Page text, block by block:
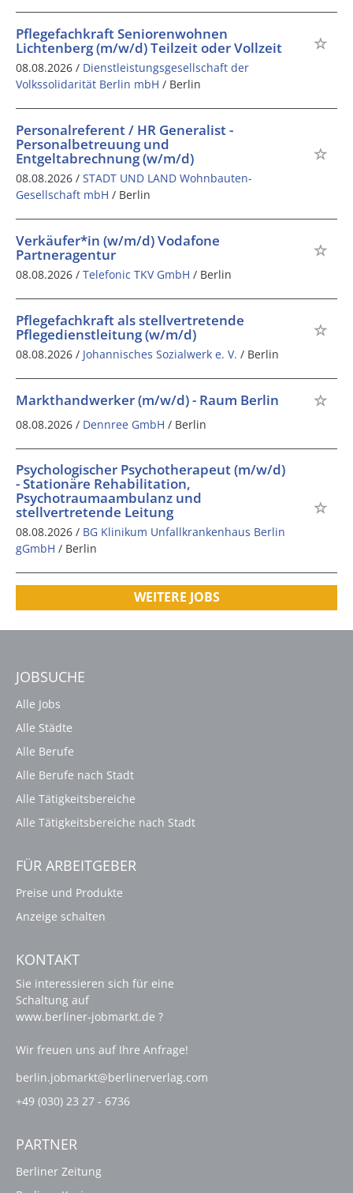
Pflegefachkraft Seniorenwohnen
Lichtenberg (m/w/d) Teilzeit oder Vollzeit
08.08.2026 / Dienstleistungsgesellschaft der
Volkssolidarität Berlin mbH / Berlin
Personalreferent / HR Generalist -
Personalbetreuung und
Entgeltabrechnung (w/m/d)
08.08.2026 / STADT UND LAND Wohnbauten-
Gesellschaft mbH / Berlin
Verkäufer*in (w/m/d) Vodafone
Partneragentur
08.08.2026 / Telefonic TKV GmbH / Berlin
Pflegefachkraft als stellvertretende
Pflegedienstleitung (w/m/d)
08.08.2026 / Johannisches Sozialwerk e. V. / Berlin
Markthandwerker (m/w/d) - Raum Berlin
08.08.2026 / Dennree GmbH / Berlin
Psychologischer Psychotherapeut (m/w/d)
- Stationäre Rehabilitation,
Psychotraumaambulanz und
stellvertretende Leitung
08.08.2026 / BG Klinikum Unfallkrankenhaus Berlin
gGmbH / Berlin
WEITERE JOBS
JOBSUCHE
Alle Jobs
Alle Städte
Alle Berufe
Alle Berufe nach Stadt
Alle Tätigkeitsbereiche
Alle Tätigkeitsbereiche nach Stadt
FÜR ARBEITGEBER
Preise und Produkte
Anzeige schalten
KONTAKT
Sie interessieren sich für eine
Schaltung auf
www.berliner-jobmarkt.de ?
Wir freuen uns auf Ihre Anfrage!
berlin.jobmarkt@berlinerverlag.com
+49 (030) 23 27 - 6736
PARTNER
Berliner Zeitung